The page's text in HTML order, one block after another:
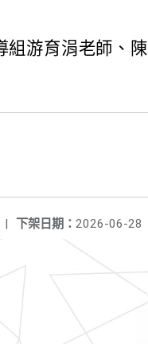
組游育涓老師、陳
下架日期： 2026-06-28
|